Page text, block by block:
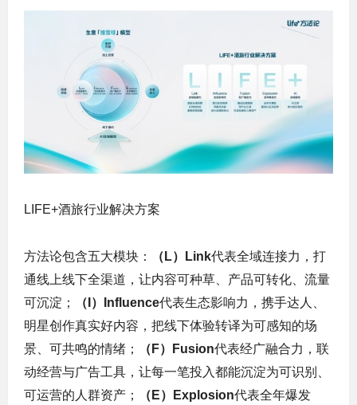
LIFE+酒旅行业解决方案
方法论包含五大模块： （L）Link代表全域连接力，打
通线上线下全渠道，让内容可种草、产品可转化、流量
可沉淀；
（I）Influence代表生态影响力，携手达人、
明星创作真实好内容，把线下体验转译为可感知的场
景、可共鸣的情绪；
（F）Fusion代表经广融合力，联
动经营与广告工具，让每一笔投入都能沉淀为可识别、
可运营的人群资产；
（E）Explosion代表全年爆发